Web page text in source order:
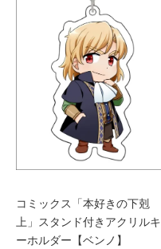
コミックス「本好きの下剋
上」スタンド付きアクリルキ
ーホルダー【ベンノ】